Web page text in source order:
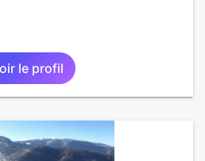
le profil